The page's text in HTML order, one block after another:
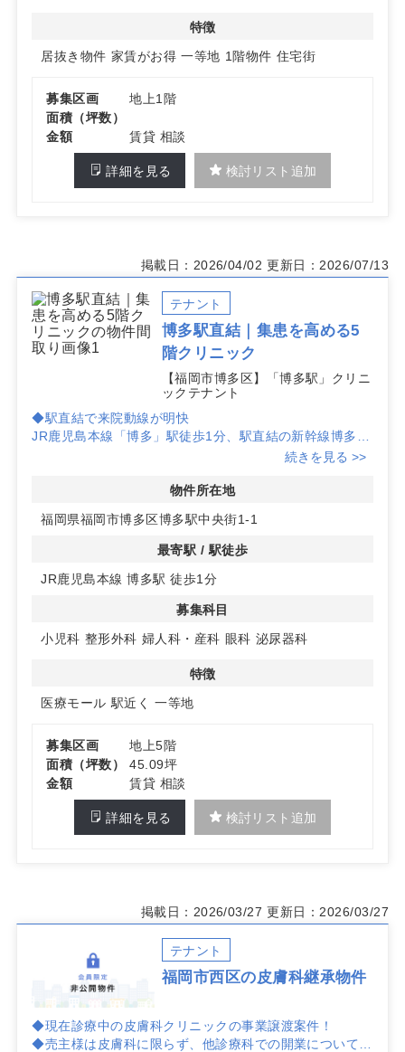
特徴
居抜き物件 家賃がお得 一等地 1階物件 住宅街
募集区画
地上1階
面積（坪数）
金額
賃貸 相談
詳細を見る 検討リスト追加
掲載日：2026/04/02 更新日：2026/07/13
テナント
博多駅直結｜集患を高める5
階クリニック
【福岡市博多区】「博多駅」クリニ
ックテナント
◆駅直結で来院動線が明快
JR鹿児島本線「博多」駅徒歩1分、駅直結の新幹線博多ビ
ル5階区画。エレベーター完備でアクセスが平易なため、
初期集患設計に寄与します。
◆大型複合エリア×クリニックフロア
商業施設・ホテル・オフィスが集積する環境に位置し、医
階には屋上駐車場があり、公共交通と車双方からの受診手
◆数値で示すエリアポテンシャル
で夜間人口3万人超・昼間人口7万人超と、通勤・来街・
科、婦人科・産科、眼科、泌尿器科の開業検討に適した立
続きを見る >>
物件所在地
福岡県福岡市博多区博多駅中央街1-1
最寄駅 / 駅徒歩
JR鹿児島本線 博多駅 徒歩1分
募集科目
小児科 整形外科 婦人科・産科 眼科 泌尿器科
特徴
医療モール 駅近く 一等地
募集区画
地上5階
面積（坪数）
45.09坪
金額
賃貸 相談
詳細を見る 検討リスト追加
掲載日：2026/03/27 更新日：2026/03/27
テナント
福岡市西区の皮膚科継承物件
◆現在診療中の皮膚科クリニックの事業譲渡案件！
◆売主様は皮膚科に限らず、他診療科での開業についても